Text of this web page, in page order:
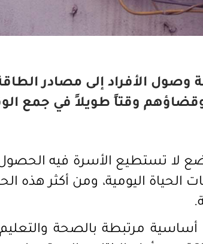
الأفراد إلى مصادر
وقتاً طويلاً في جمع
لا تستطيع الأسرة فيه
الحياة اليومية، ومن أكثر هذه
مرتبطة بالصحة والتعليم